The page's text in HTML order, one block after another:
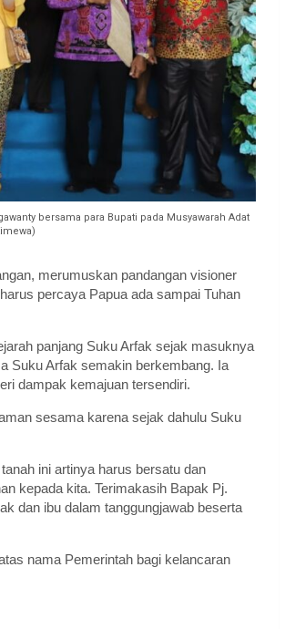
bersama para Bupati pada Musyawarah Adat
merumuskan pandangan visioner
percaya Papua ada sampai Tuhan
panjang Suku Arfak sejak masuknya
Suku Arfak semakin berkembang. Ia
dampak kemajuan tersendiri.
sesama karena sejak dahulu Suku
ini artinya harus bersatu dan
kepada kita. Terimakasih Bapak Pj.
dan ibu dalam tanggungjawab beserta
nama Pemerintah bagi kelancaran